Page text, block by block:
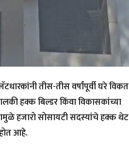
तीस-तीस वर्षांपूर्वी घरे विकत
हक्क बिल्डर किंवा विकासकांच्या
हजारो सोसायटी सदस्यांचे हक्क थेट
आहे.